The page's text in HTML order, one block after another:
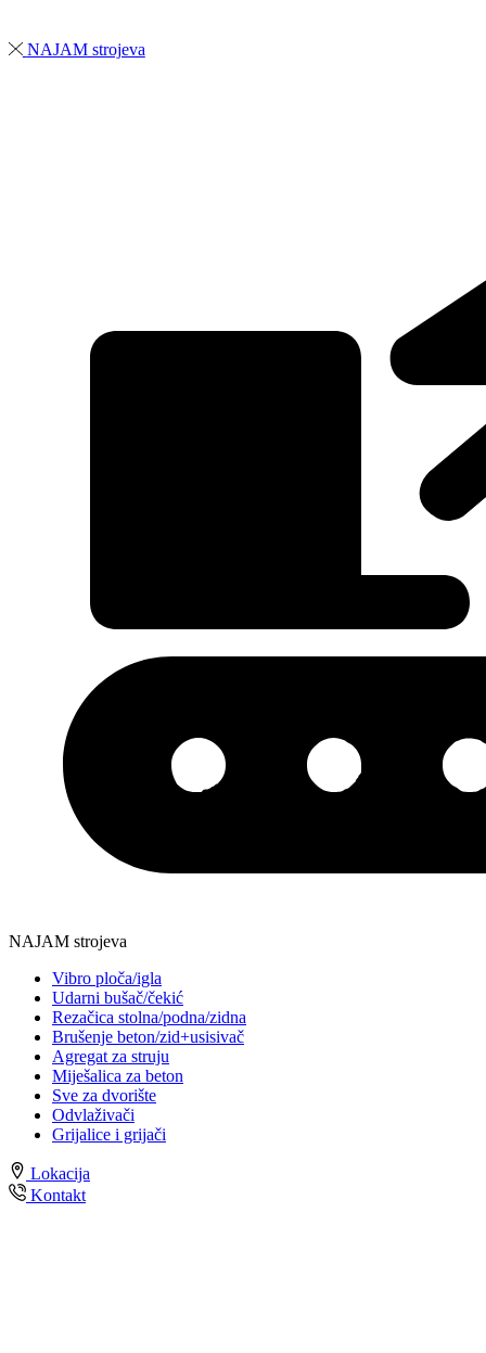
NAJAM strojeva
NAJAM strojeva
Vibro ploča/igla
Udarni bušač/čekić
Rezačica stolna/podna/zidna
Brušenje beton/zid+usisivač
Agregat za struju
Miješalica za beton
Sve za dvorište
Odvlaživači
Grijalice i grijači
Lokacija
Kontakt